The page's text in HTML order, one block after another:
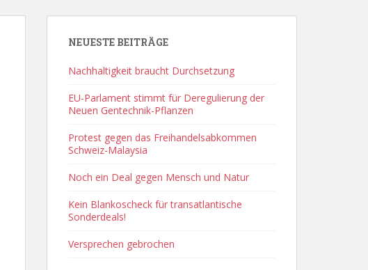
NEUESTE BEITRÄGE
Nachhaltigkeit braucht Durchsetzung
EU-Parlament stimmt für Deregulierung der
Neuen Gentechnik-Pflanzen
Protest gegen das Freihandelsabkommen
Schweiz-Malaysia
Noch ein Deal gegen Mensch und Natur
Kein Blankoscheck für transatlantische
Sonderdeals!
Versprechen gebrochen